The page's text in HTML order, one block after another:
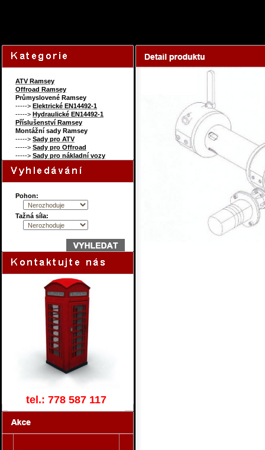
ATV Ramsey
Offroad Ramsey
Průmyslovené Ramsey
-----> Elektrické EN14492-1
-----> Hydraulické EN14492-1
Příslušenství Ramsey
Montážní sady Ramsey
-----> Sady pro ATV
-----> Sady pro Offroad
-----> Sady pro nákladní vozy
Pohon:
Tažná síla:
tel.: 778 587 117